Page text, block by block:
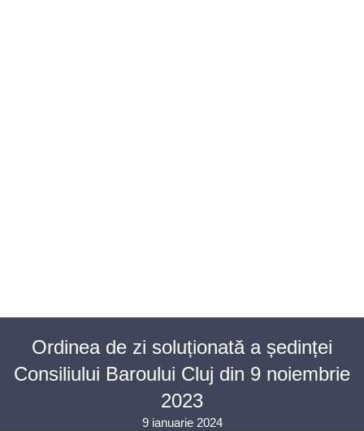
Ordinea de zi soluționată a ședinței
Consiliului Baroului Cluj din 9 noiembrie
2023
9 ianuarie 2024